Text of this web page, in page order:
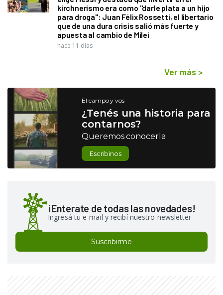
kirchnerismo era como "darle plata a un hijo
para droga": Juan Félix Rossetti, el libertario
que de una dura crisis salió más fuerte y
apuesta al cambio de Milei
hace 11 días
Ver más >
El campo y vos
¿Tenés una historia para
contarnos?
Queremos conocerla
Escribinos
¡Enterate de todas las novedades!
Ingresá tu e-mail y recibí nuestro newsletter
Suscribirme